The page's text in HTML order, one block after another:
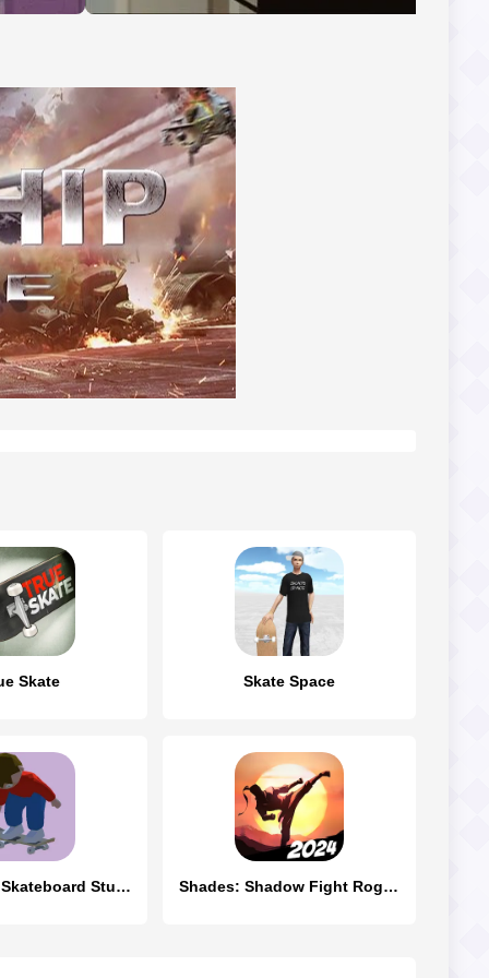
Skate Skate Space
Skate King: Skateboard Stunts Shades: Shadow Fight Roguelike